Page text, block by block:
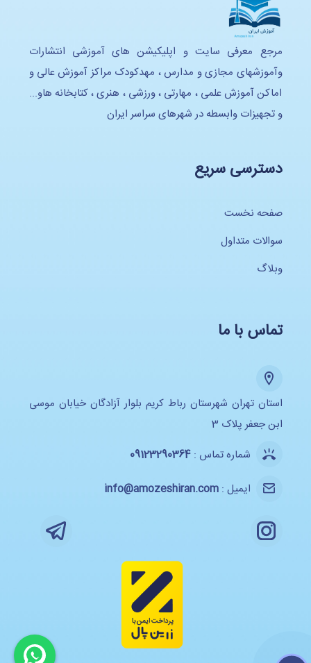
مرجع معرفی سایت و اپلیکیشن های آموزشی انتشارات
وآموزشهای مجازی و مدارس ، مهدکودک مراکز آموزش عالی و
اماکن آموزش علمی ، مهارتی ، ورزشی ، هنری ، کتابخانه هاو...
و تجهیزات وابسطه در شهرهای سراسر ایران
دسترسی سریع
صفحه نخست
سوالات متداول
وبلاگ
تماس با ما
استان تهران شهرستان رباط کریم بلوار آزادگان خیابان موسی
ابن جعفر پلاک 3
شماره تماس :09123290364
ایمیل :info@amozeshiran.com